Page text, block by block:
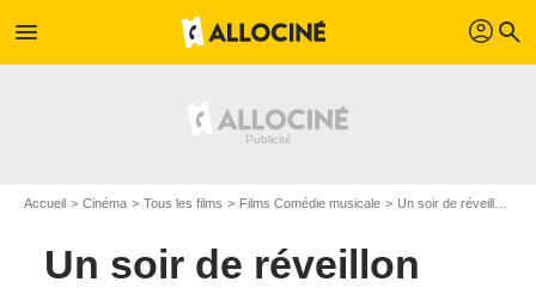
menu profil search
Accueil Cinéma Tous les films Films Comédie musicale Un soir de réveillon
Un soir de réveillon